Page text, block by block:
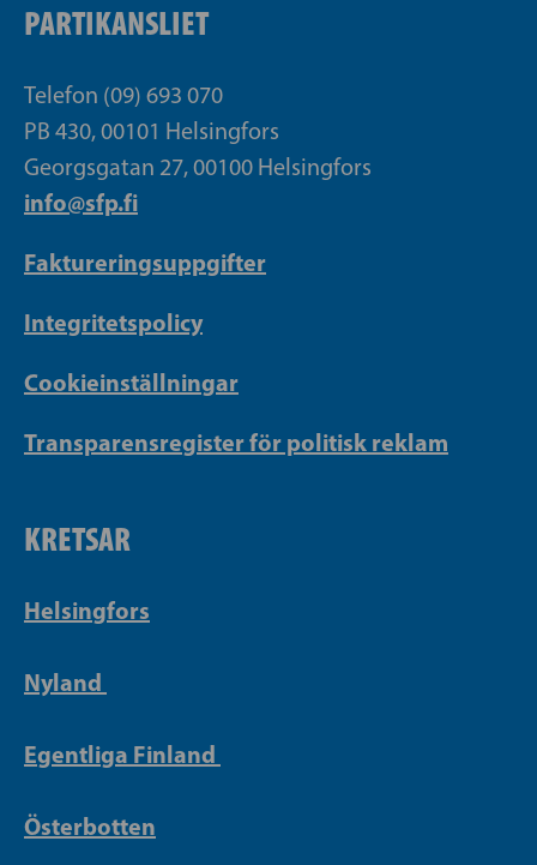
PARTIKANSLIET
Telefon (09) 693 070
PB 430, 00101 Helsingfors
Georgsgatan 27, 00100 Helsingfors
info@sfp.fi
Faktureringsuppgifter
Integritetspolicy
Cookieinställningar
Transparensregister för politisk reklam
KRETSAR
Helsingfors
Nyland
Egentliga Finland
Österbotten